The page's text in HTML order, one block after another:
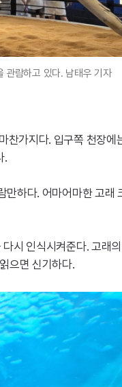
관람하고 있다. 남태우 기자
가지다. 입구쪽 천장
.
하다. 어마어마한 고
시 인식시켜준다. 고래
으면 신기하다.